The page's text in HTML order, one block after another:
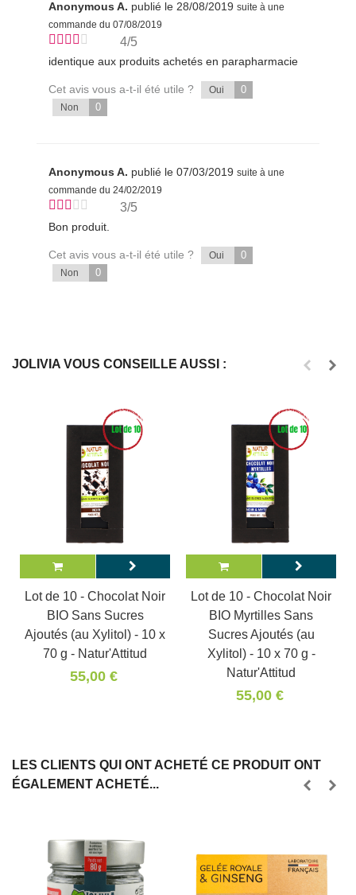
Anonymous A. publié le 28/08/2019 suite à une
commande du 07/08/2019
4/5
identique aux produits achetés en parapharmacie
Cet avis vous a-t-il été utile ? Oui 0
Non 0
Anonymous A. publié le 07/03/2019 suite à une
commande du 24/02/2019
3/5
Bon produit.
Cet avis vous a-t-il été utile ? Oui 0
Non 0
JOLIVIA VOUS CONSEILLE AUSSI :
Lot de 10 - Chocolat Noir
BIO Sans Sucres
Ajoutés (au Xylitol) - 10 x
70 g - Natur'Attitud
55,00 €
Lot de 10 - Chocolat Noir
BIO Myrtilles Sans
Sucres Ajoutés (au
Xylitol) - 10 x 70 g -
Natur'Attitud
55,00 €
LES CLIENTS QUI ONT ACHETÉ CE PRODUIT ONT
ÉGALEMENT ACHETÉ...